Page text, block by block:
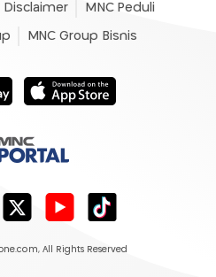
Disclaimer MNC Peduli
MNC Group Bisnis
, All Rights Reserved